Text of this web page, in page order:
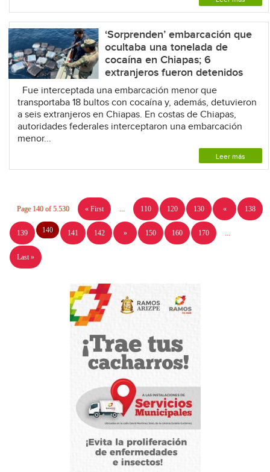
‘Sorprenden’ embarcación que
ocultaba una tonelada de
cocaína en Chiapas; 6
extranjeros fueron detenidos
Fue interceptada una embarcación menor que
transportaba 18 bultos con cocaína y, además, detuvieron
a seis extranjeros en Chiapas. En costas de Chiapas,
autoridades federales interceptaron una embarcación
menor...
Leer más
Page 140 of 5.530 « First 110 120 130 « 138
139 140 141 142 » 150 160 170
Last »